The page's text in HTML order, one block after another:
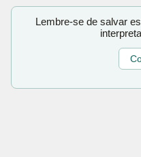
Lembre-se de salvar